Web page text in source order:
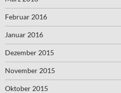
Februar 2016
Januar 2016
Dezember 2015
November 2015
Oktober 2015